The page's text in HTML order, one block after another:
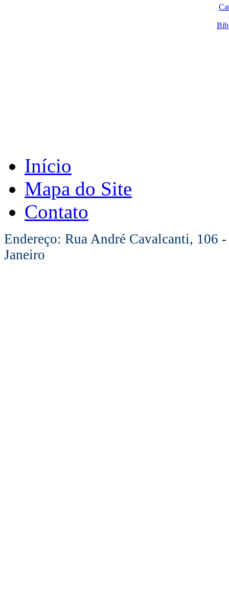
Início
Mapa do Site
Contato
Endereço: Rua André Cavalcanti, 106
Janeiro